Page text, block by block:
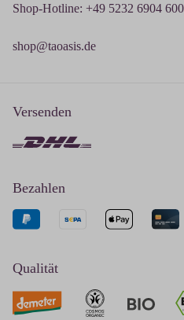
Shop-Hotline: +49 5232 6904 600
shop@taoasis.de
Versenden
Bezahlen
Qualität